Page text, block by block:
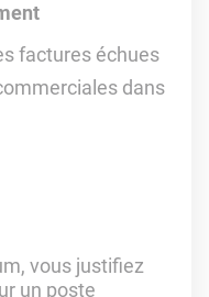
factures échues
dans
vous justifiez
un poste